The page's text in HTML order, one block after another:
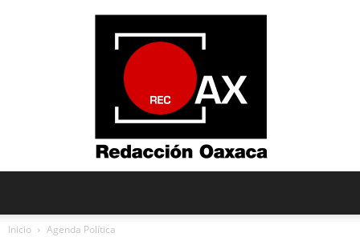
Inicio Agenda Política